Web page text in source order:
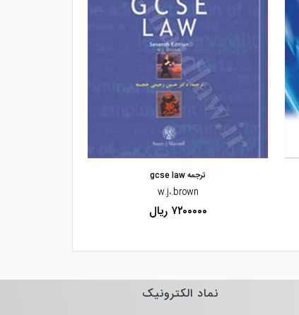
مشاهده و خرید
ترجمه gcse law
w.j،.brown
۷۲۰۰۰۰۰ ریال
نماد الکترونیک